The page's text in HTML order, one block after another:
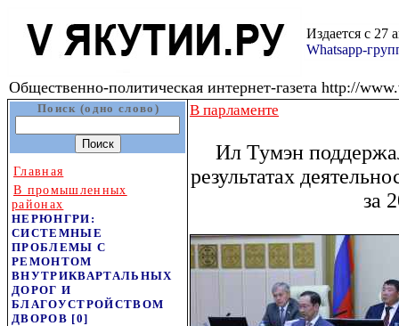
Издается с 27
Whatsapp-
Общественно-политическая интернет-газета http://
Поиск (одно слово)
Главная
В промышленных
районах
НЕРЮНГРИ:
СИСТЕМНЫЕ
ПРОБЛЕМЫ С
РЕМОНТОМ
ВНУТРИКВАРТАЛЬНЫХ
ДОРОГ И
БЛАГОУСТРОЙСТВОМ
ДВОРОВ [0]
В парламенте
Ил Тумэн
результатах
за